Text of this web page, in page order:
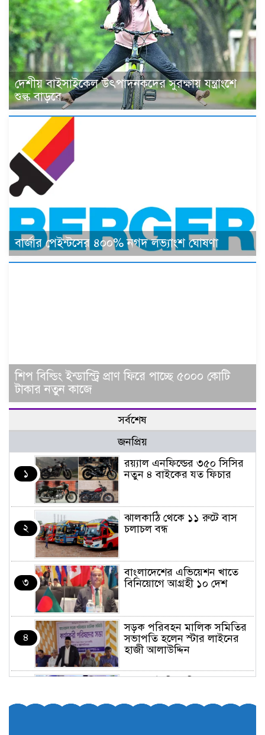
দেশীয় বাইসাইকেল উৎপাদনকদের সুরক্ষায় যন্ত্রাংশে
শুল্ক বাড়বে
বার্জার পেইন্টসের ৪০০% নগদ লভ্যাংশ ঘোষণা
শিপ বিল্ডিং ইন্ডাস্ট্রি প্রাণ ফিরে পাচ্ছে ৫০০০ কোটি
টাকার নতুন কাজে
সর্বশেষ
জনপ্রিয়
১
র‌য়্যাল এনফিল্ডের ৩৫০ সিসির
নতুন ৪ বাইকের যত ফিচার
২
ঝালকাঠি থেকে ১১ রুটে বাস
চলাচল বন্ধ
৩
বাংলাদেশের এভিয়েশন খাতে
বিনিয়োগে আগ্রহী ১০ দেশ
৪
সড়ক পরিবহন মালিক সমিতির
সভাপতি হলেন স্টার লাইনের
হাজী আলাউদ্দিন